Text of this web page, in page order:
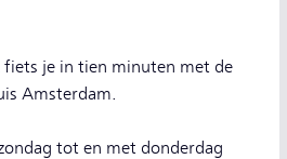
fiets je in tien minuten met de
Amsterdam.
tot en met donderdag